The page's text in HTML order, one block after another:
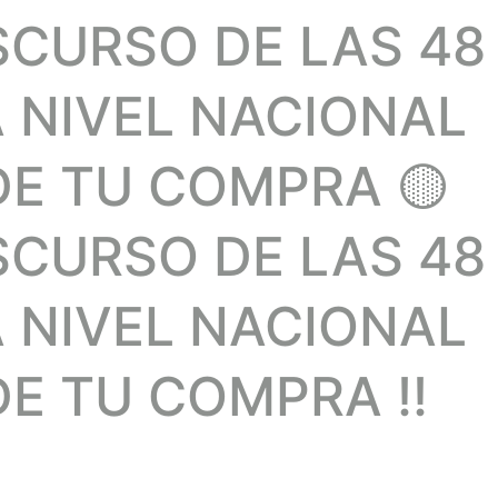
DE LAS 48
NACIONAL
TU COMPRA 🟡
DE LAS 48
NACIONAL
TU COMPRA !!